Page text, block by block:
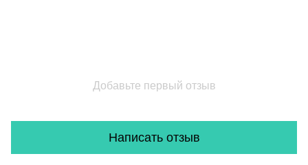
Добавьте первый отзыв
Написать отзыв